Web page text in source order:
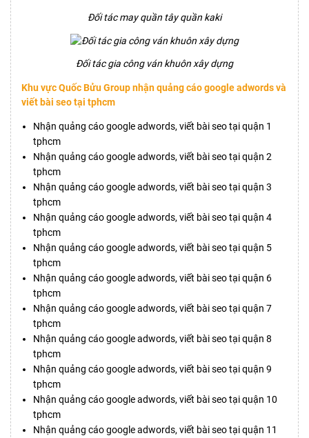
Đối tác may quần tây quần kaki
Đối tác gia công ván khuôn xây dựng
Khu vực Quốc Bửu Group nhận quảng cáo google adwords và
viết bài seo tại tphcm
Nhận quảng cáo google adwords, viết bài seo tại quận 1
tphcm
Nhận quảng cáo google adwords, viết bài seo tại quận 2
tphcm
Nhận quảng cáo google adwords, viết bài seo tại quận 3
tphcm
Nhận quảng cáo google adwords, viết bài seo tại quận 4
tphcm
Nhận quảng cáo google adwords, viết bài seo tại quận 5
tphcm
Nhận quảng cáo google adwords, viết bài seo tại quận 6
tphcm
Nhận quảng cáo google adwords, viết bài seo tại quận 7
tphcm
Nhận quảng cáo google adwords, viết bài seo tại quận 8
tphcm
Nhận quảng cáo google adwords, viết bài seo tại quận 9
tphcm
Nhận quảng cáo google adwords, viết bài seo tại quận 10
tphcm
Nhận quảng cáo google adwords, viết bài seo tại quận 11